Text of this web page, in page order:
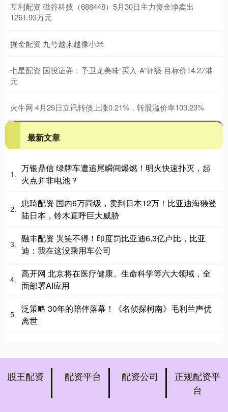
互利配资 磁谷科技（688448）5月30日主力资金净卖出
1261.93万元
掘金配资 九号越来越像小米
七星配资 国投证券：予卫龙美味“买入-A”评级 目标价14.27港
元
火牛网 4月25日立讯转债上涨0.21%，转股溢价率103.23%
最新文章
1、
万银鼎信 绿牌车遭追尾瞬间爆燃！明火快速扑灭，起
火点并非电池？
2、
忠琦配资 国内6万同级，卖到日本12万！比亚迪海獭登
陆日本，铃木直呼巨大威胁
3、
融丰配资 哭笑不得！印度罚比亚迪6.3亿卢比，比亚
迪：我在这没乘用车公司
4、
高开网 北京将在医疗健康、生命科学等六大领域，全
面部署AI应用
5、
泛策略 30年的陪伴落幕！《名侦探柯南》毛利兰声优
离世
股王配资 配资平台 配资公司
正规配资平
台